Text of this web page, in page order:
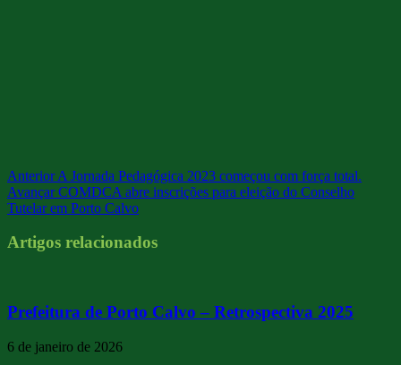
AnteriorA Jornada Pedagógica 2023 começou com força total.
AvançarCOMDCA abre inscrições para eleição do Conselho
Tutelar em Porto Calvo
Artigos relacionados
Prefeitura de Porto Calvo – Retrospectiva 2025
6 de janeiro de 2026